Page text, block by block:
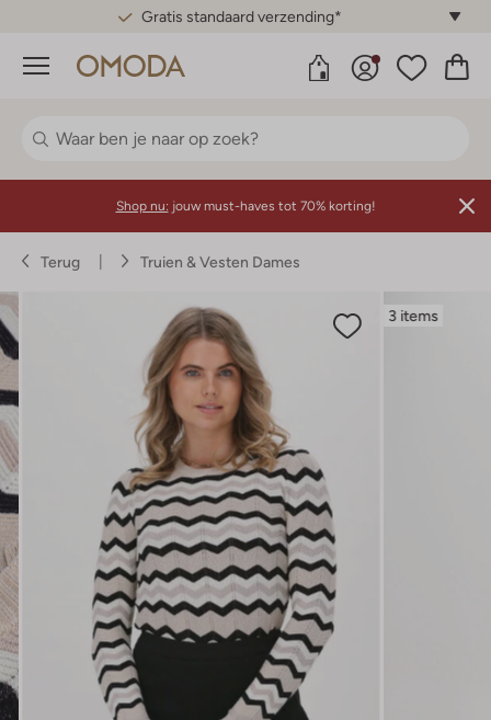
Gratis standaard verzending*
Menu
Shop nu: jouw must-haves tot 70% korting!
Terug Truien & Vesten Dames
3 items